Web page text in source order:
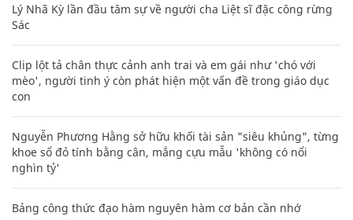
Lý Nhã Kỳ lần đầu tâm sự về người cha Liệt sĩ đặc công rừng
Sác
Clip lột tả chân thực cảnh anh trai và em gái như 'chó với
mèo', người tinh ý còn phát hiện một vấn đề trong giáo dục
con
Nguyễn Phương Hằng sở hữu khối tài sản "siêu khủng", từng
khoe sổ đỏ tính bằng cân, mắng cựu mẫu 'không có nổi
nghìn tỷ'
Bảng công thức đạo hàm nguyên hàm cơ bản cần nhớ